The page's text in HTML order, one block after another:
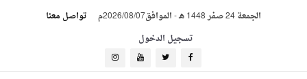
الجمعة 24 صفر 1448 هـ -الموافق2026/08/07م
تواصل معنا
تسجيل الدخول